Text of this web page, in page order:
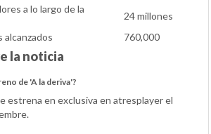
a lo largo de la
24 millones
alcanzados
760,000
la noticia
de 'A la deriva'?
estrena en exclusiva en atresplayer el